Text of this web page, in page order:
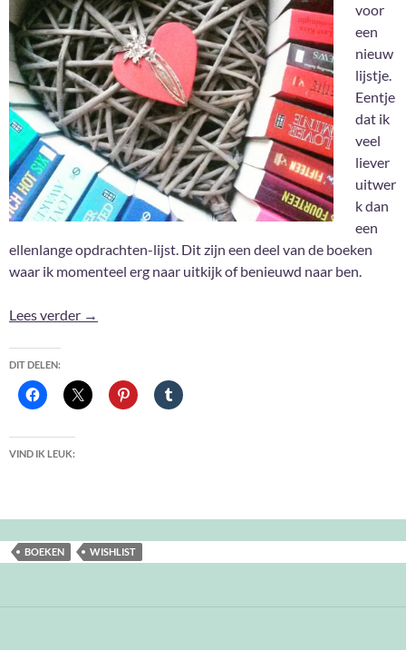
voor
een
nieuw
lijstje.
Eentje
dat ik
veel
liever
uitwer
k dan
een
ellenlange opdrachten-lijst. Dit zijn een deel van de boeken
waar ik momenteel erg naar uitkijk of benieuwd naar ben.
Lees verder Huidige wishlist …
→
DIT DELEN:
VIND IK LEUK:
BOEKEN WISHLIST